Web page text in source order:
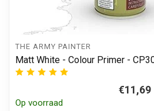
THE ARMY PAINTER
Matt White - Colour Primer -
€11,69
Op voorraad